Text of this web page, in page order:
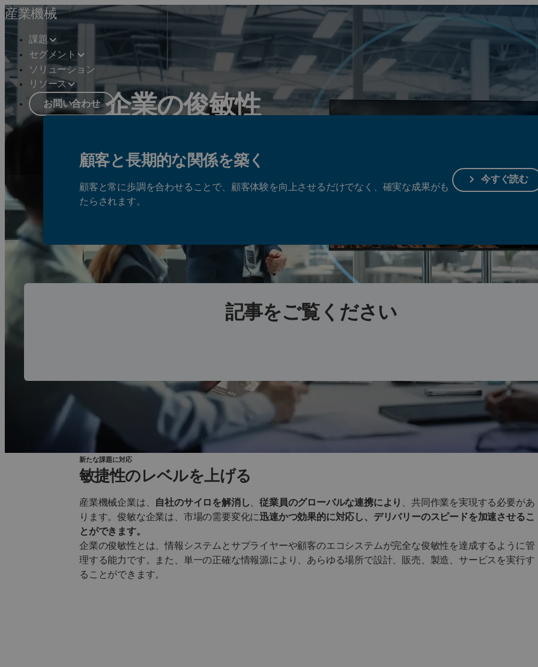
産業機械
課題
セグメント
ソリューション
リソース
お問い合わせ 企業の俊敏性
ソリューションを見る
顧客と長期的な関係を築く
顧客と常に歩調を合わせることで、顧客体験を向上させるだけでなく、確実な成果がも
たらされます。
今すぐ読む
記事をご覧ください
敏捷性のレベルを上げる
新たな課題に対応
産業機械企業は、 自社のサイロを解消し 、従業員のグローバルな連携により
、共同作業を実現する必要があ
ります。俊敏な企業は、市場の需要変化に迅速かつ効果的に対応し、 デリバリーのスピードを加速させるこ
とができます。
企業の俊敏性とは、情報システムとサプライヤーや顧客のエコシステムが完全な俊敏性を達成するように管
理する能力です。また、単一の正確な情報源により、あらゆる場所で設計、販売、製造、サービスを実行す
ることができます。